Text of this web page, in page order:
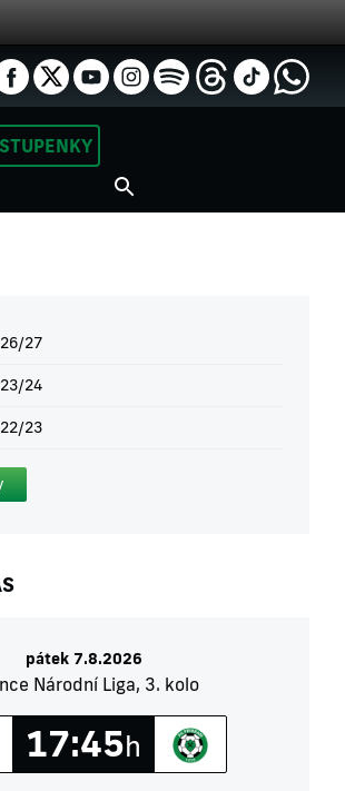
27
24
23
pátek 7.8.2026
Národní Liga, 3. kolo
17:45h